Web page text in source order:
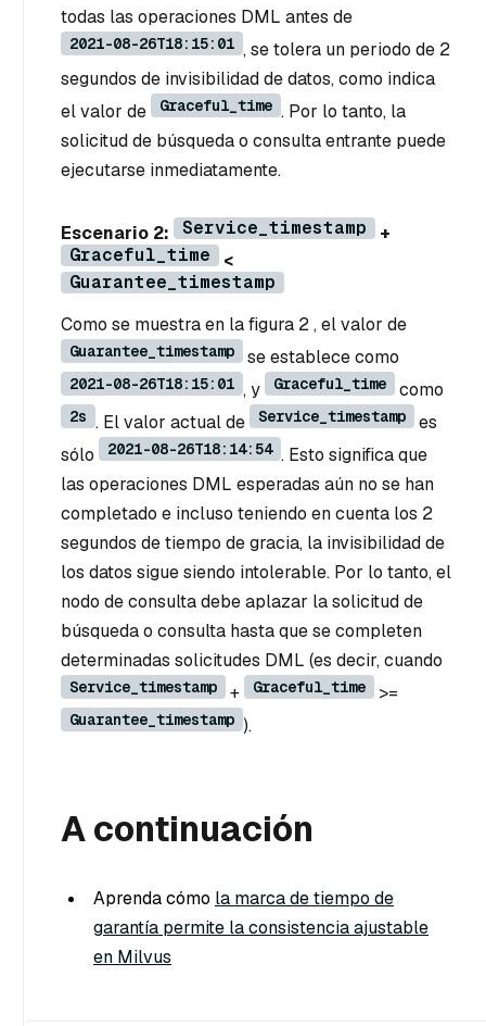
todas las operaciones DML antes de
2021-08-26T18:15:01 , se tolera un periodo de 2
segundos de invisibilidad de datos, como indica
el valor de
Graceful_time . Por lo tanto, la
solicitud de búsqueda o consulta entrante puede
ejecutarse inmediatamente.
Escenario 2: Service_timestamp
+
Graceful_time
<
Guarantee_timestamp
Como se muestra en la figura 2 , el valor de
Guarantee_timestamp se establece como
2021-08-26T18:15:01 , y Graceful_time como
2s . El valor actual de Service_timestamp
es
sólo
2021-08-26T18:14:54 . Esto significa que
las operaciones DML esperadas aún no se han
completado e incluso teniendo en cuenta los 2
segundos de tiempo de gracia, la invisibilidad de
los datos sigue siendo intolerable. Por lo tanto, el
nodo de consulta debe aplazar la solicitud de
búsqueda o consulta hasta que se completen
determinadas solicitudes DML (es decir, cuando
Service_timestamp + Graceful_time >=
Guarantee_timestamp ).
A continuación
Aprenda cómo la marca de tiempo de
garantía permite la consistencia ajustable
en Milvus